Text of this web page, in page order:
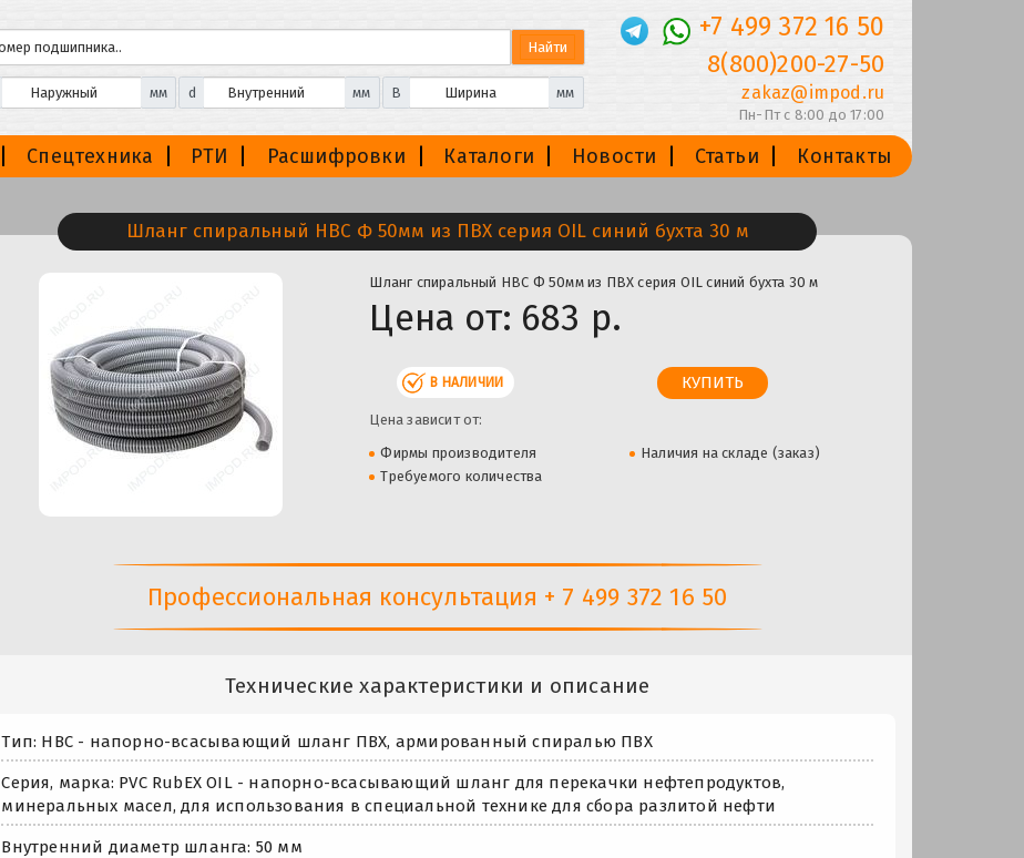
мм d мм B мм
+7 499 372 16 50
8(800)200-27-50
zakaz@impod.ru
Пн-Пт с 8:00 до 17:00
Спецтехника РТИ Расшифровки Каталоги Новости Статьи Контакты
Шланг спиральный НВС Ф 50мм из ПВХ серия OIL синий бухта 30 м
Шланг спиральный НВС Ф 50мм из ПВХ серия OIL синий бухта 30 м
Цена от: 683 р.
В НАЛИЧИИ
Цена зависит от:
Фирмы производителя
Наличия на складе (заказ)
Требуемого количества
Профессиональная консультация + 7 499 372 16 50
Технические характеристики и описание
Тип: НВС - напорно-всасывающий шланг ПВХ, армированный спиралью ПВХ
Серия, марка: PVC RubEX OIL - напорно-всасывающий шланг для перекачки нефтепродуктов,
минеральных масел, для использования в специальной технике для сбора разлитой нефти
Внутренний диаметр шланга: 50 мм